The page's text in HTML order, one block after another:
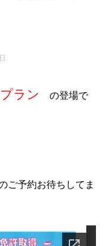
ラン
の登場で
ご予約お待ちしてま